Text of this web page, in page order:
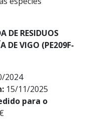
DE RESIDUOS
DE VIGO (PE209F-
2024
15/11/2025
para o